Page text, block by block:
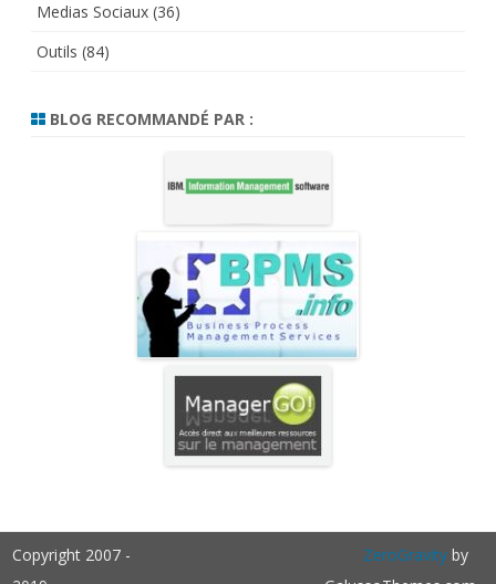
Medias Sociaux (36)
Outils (84)
BLOG RECOMMANDÉ PAR :
Copyright 2007 -
ZeroGravityby